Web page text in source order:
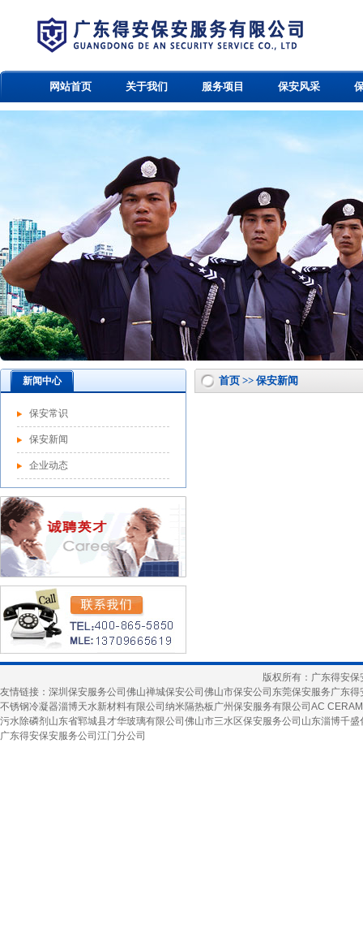
网站首页 关于我们 服务项目 保安风采
新闻中心
保安常识
保安新闻
企业动态
首页 >> 保安新闻
版权所有：广东得安
友情链接： 深圳保安服务公司 佛山禅城保安公司 佛山市保安公司 东莞保安服务广东得
不锈钢冷凝器淄博天水新材料有限公司 纳米隔热板广州保安服务有限公司 AC
污水除磷剂 山东省郓城县才华玻璃有限公司 佛山市三水区保安服务公司 山东淄博千
广东得安保安服务公司江门分公司